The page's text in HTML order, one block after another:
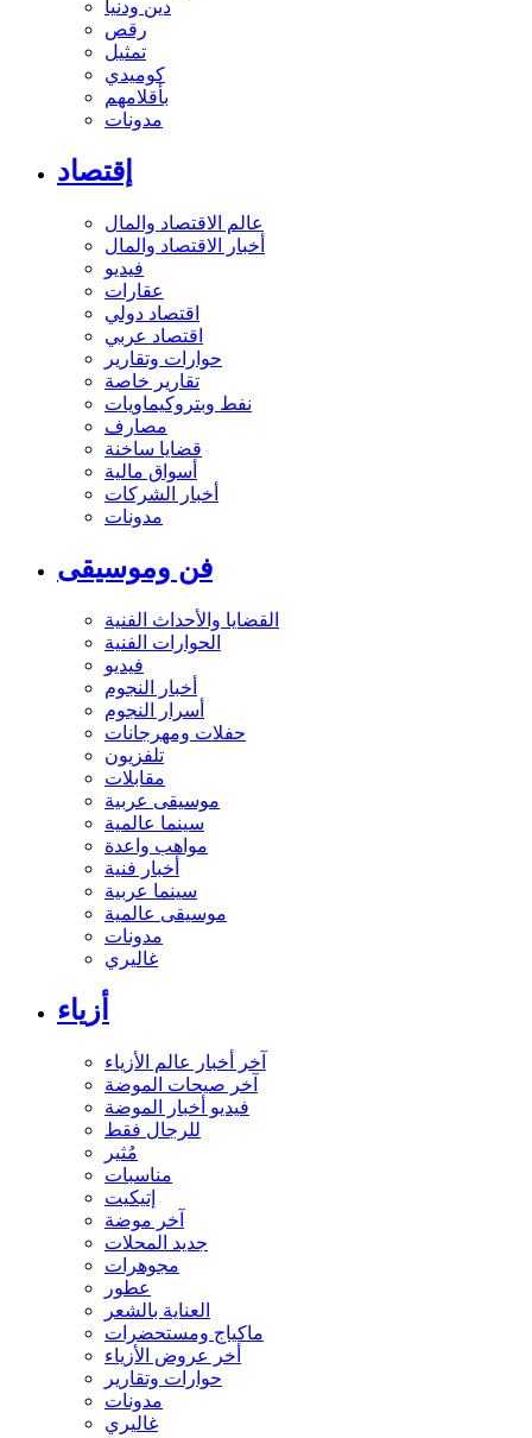
دين ودنيا
رقص
تمثيل
كوميدي
بأقلامهم
مدونات
إقتصاد
عالم الاقتصاد والمال
أخبار الاقتصاد والمال
فيديو
عقارات
اقتصاد دولي
اقتصاد عربي
حوارات وتقارير
تقارير خاصة
نفط وبتروكيماويات
مصارف
قضايا ساخنة
أسواق مالية
أخبار الشركات
مدونات
فن وموسيقى
القضايا والأحداث الفنية
الحوارات الفنية
فيديو
أخبار النجوم
أسرار النجوم
حفلات ومهرجانات
تلفزيون
مقابلات
موسيقى عربية
سينما عالمية
مواهب واعدة
أخبار فنية
سينما عربية
موسيقى عالمية
مدونات
غاليري
أزياء
آخر أخبار عالم الأزياء
آخر صيحات الموضة
فيديو أخبار الموضة
للرجال فقط
مُثير
مناسبات
إتيكيت
آخر موضة
جديد المحلات
مجوهرات
عطور
العناية بالشعر
ماكياج ومستحضرات
أخر عروض الأزياء
حوارات وتقارير
مدونات
غاليري